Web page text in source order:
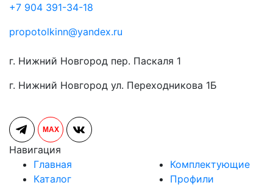
+7 904 391-34-18
propotolkinn@yandex.ru
г. Нижний Новгород пер. Паскаля 1
г. Нижний Новгород ул. Переходникова 1Б
MAX
Навигация
Главная
Каталог
Комплектующие
Профили